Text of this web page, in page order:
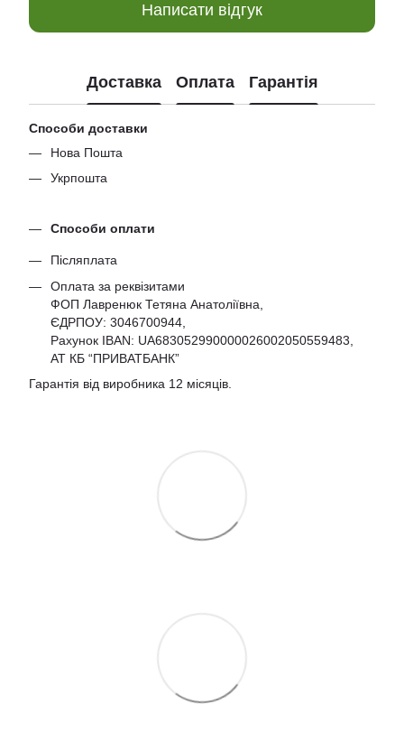
Написати відгук
Доставка Оплата Гарантія
Способи доставки
Нова Пошта
Укрпошта
Способи оплати
Післяплата
Оплата за реквізитами
ФОП Лавренюк Тетяна Анатоліївна,
ЄДРПОУ: 3046700944
Рахунок IBAN: UA683052990000026002050559483,
АТ КБ “ПРИВАТБАНК”
Гарантія від виробника 12 місяців.